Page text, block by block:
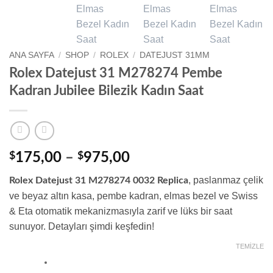
ANA SAYFA / SHOP / ROLEX / DATEJUST 31MM
Rolex Datejust 31 M278274 Pembe
Kadran Jubilee Bilezik Kadın Saat
$175,00 – $975,00Fiyat
$175,00
-
$975,00
Rolex Datejust 31 M278274 0032 Replica, paslanmaz çelik
ve beyaz altın kasa, pembe kadran, elmas bezel ve Swiss
& Eta otomatik mekanizmasıyla zarif ve lüks bir saat
sunuyor. Detayları şimdi keşfedin!
TEMIZLE